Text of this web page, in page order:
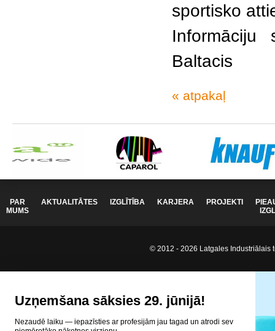
sportisko
Informāciju
Baltacis
« atpakaļ
PAR
MUMS
AKTUALITĀTES IZGLĪTĪBA KARJERA PROJEKTI
© 2012 - 2026 Latgales Industriālais
Uzņemšana sāksies 29. jūnijā!
Nezaudē laiku — iepazīsties ar profesijām jau tagad un atrodi sev